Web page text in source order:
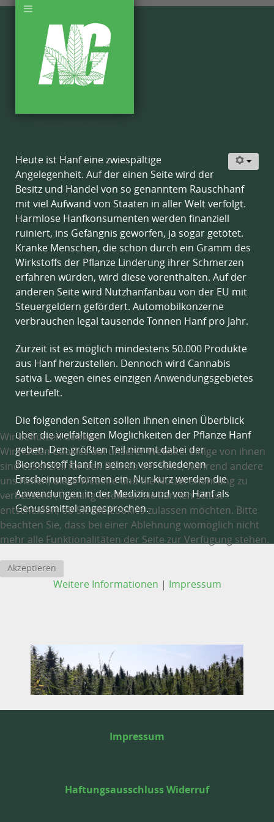
Heute ist Hanf eine zwiespältige
Angelegenheit. Auf der einen Seite wird der
Besitz und Handel von so genanntem Rauschhanf
mit viel Aufwand von Staaten in aller Welt verfolgt.
Harmlose Hanfkonsumenten werden finanziell
ruiniert, ins Gefängnis geworfen, ja sogar getötet.
Kranke Menschen, die schon durch ein Gramm des
Wirkstoffs der Pflanze Linderung ihrer Schmerzen
erfahren würden, wird diese vorenthalten. Auf der
anderen Seite wird Nutzhanfanbau von der EU mit
Steuergeldern gefördert. Automobilkonzerne
verbrauchen legal tausende Tonnen Hanf pro Jahr.
Zurzeit ist es möglich mindestens 50.000 Produkte
aus Hanf herzustellen. Dennoch wird Cannabis
sativa L. wegen eines einzigen Anwendungsgebietes
verteufelt.
Die folgenden Seiten sollen ihnen einen Überblick
über die vielfältigen Möglichkeiten der Pflanze Hanf
geben. Den größten Teil nimmt dabei der
Biorohstoff Hanf in seinen verschiedenen
Erscheinungsformen ein. Nur kurz werden die
Anwendungen in der Medizin und von Hanf als
Genussmittel angesprochen.
Impressum
Haftungsausschluss Widerruf
Wir benutzen Cookies
Wir nutzen Cookies auf unserer Website. Einige von ihnen
sind essenziell für den Betrieb der Seite, während andere
uns helfen, diese Website und die Nutzererfahrung zu
verbessern (Tracking Cookies). Sie können selbst
entscheiden, ob Sie die Cookies zulassen möchten. Bitte
beachten Sie, dass bei einer Ablehnung womöglich nicht
mehr alle Funktionalitäten der Seite zur Verfügung stehen.
Akzeptieren
Weitere Informationen | Impressum